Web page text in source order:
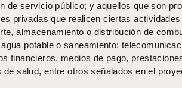
de servicio público; y aquellos que son
privadas que realicen ciertas
almacenamiento o distribución de
potable o saneamiento;
financieros, medios de pago,
de salud, entre otros señalados en el